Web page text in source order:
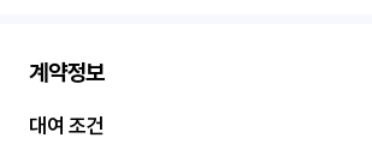
계약정보
대여 조건